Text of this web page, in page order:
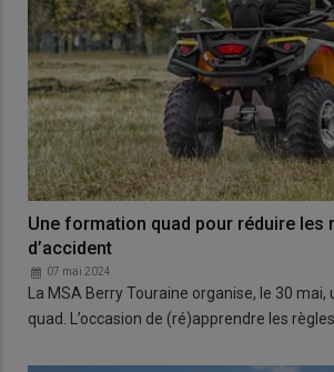
Une formation quad pour réduire les
d’accident
07 mai 2024
La MSA Berry Touraine organise, le 30
quad. L’occasion de (ré)apprendre les